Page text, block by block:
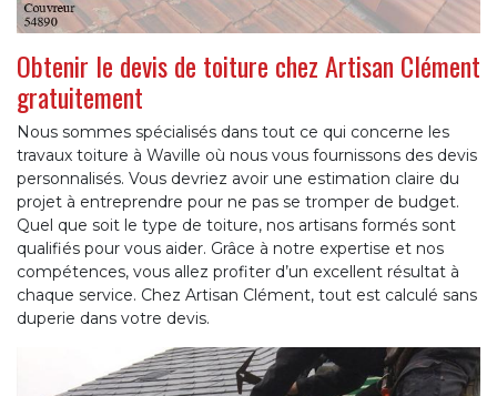
Obtenir le devis de toiture chez Artisan Clément
gratuitement
Nous sommes spécialisés dans tout ce qui concerne les
travaux toiture à Waville où nous vous fournissons des devis
personnalisés. Vous devriez avoir une estimation claire du
projet à entreprendre pour ne pas se tromper de budget.
Quel que soit le type de toiture, nos artisans formés sont
qualifiés pour vous aider. Grâce à notre expertise et nos
compétences, vous allez profiter d’un excellent résultat à
chaque service. Chez Artisan Clément, tout est calculé sans
duperie dans votre devis.